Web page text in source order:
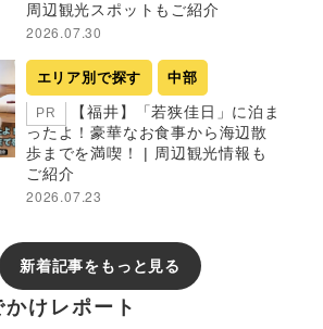
周辺観光スポットもご紹介
2026.07.30
エリア別で探す 中部
PR
【福井】「若狭佳日」に泊ま
ったよ！豪華なお食事から海辺散
歩までを満喫！ | 周辺観光情報も
ご紹介
2026.07.23
新着記事をもっと見る
かけレポート